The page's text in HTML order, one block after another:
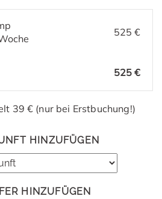
525 €
525 €
39 € (nur bei Erstbuchung!)
HINZUFÜGEN
HINZUFÜGEN